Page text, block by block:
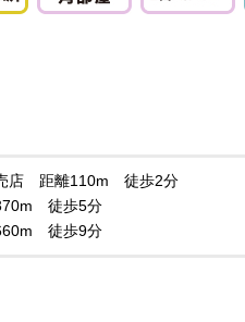
店 距離110m 徒歩2分
徒歩5分
徒歩9分